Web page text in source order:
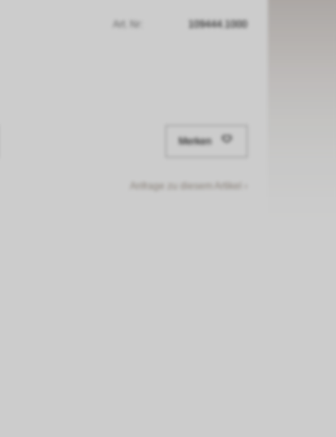
109444.1000
Merken
Anfrage zu diesem Artikel ›